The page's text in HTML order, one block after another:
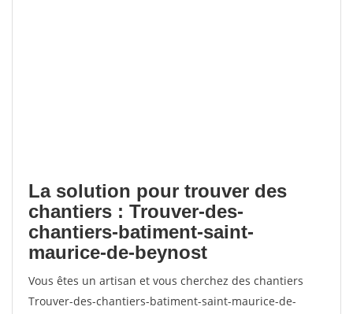
La solution pour trouver des
chantiers : Trouver-des-
chantiers-batiment-saint-
maurice-de-beynost
Vous êtes un artisan et vous cherchez des chantiers
Trouver-des-chantiers-batiment-saint-maurice-de-